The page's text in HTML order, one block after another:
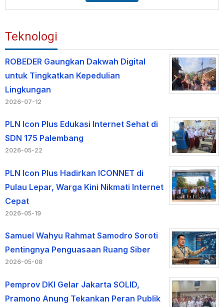
Teknologi
ROBEDER Gaungkan Dakwah Digital
untuk Tingkatkan Kepedulian
Lingkungan
2026-07-12
PLN Icon Plus Edukasi Internet Sehat di
SDN 175 Palembang
2026-05-22
PLN Icon Plus Hadirkan ICONNET di
Pulau Lepar, Warga Kini Nikmati Internet
Cepat
2026-05-19
Samuel Wahyu Rahmat Samodro Soroti
Pentingnya Penguasaan Ruang Siber
2026-05-08
Pemprov DKI Gelar Jakarta SOLID,
Pramono Anung Tekankan Peran Publik